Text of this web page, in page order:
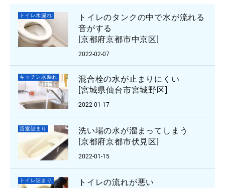
トイレ水漏れ
トイレのタンクの中で水が流れる
音がする
[京都府京都市中京区]
2022-02-07
キッチン水漏れ
混合栓の水が止まりにくい
[宮城県仙台市宮城野区]
2022-01-17
浴室詰まり
洗い場の水が溜まってしまう
[京都府京都市伏見区]
2022-01-15
トイレ詰まり
トイレの流れが悪い